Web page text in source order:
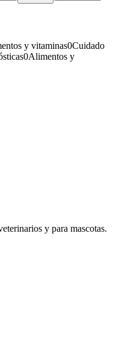
y vitaminas0Cuidado
0Alimentos y
y para mascotas.